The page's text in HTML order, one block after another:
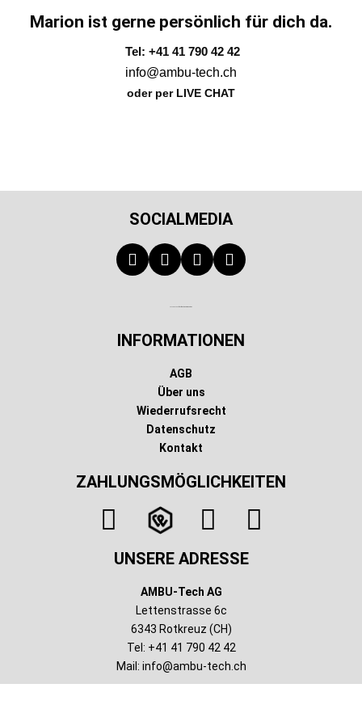
Marion ist gerne persönlich für dich da.
Tel: +41 41 790 42 42
info@ambu-tech.ch
oder per LIVE CHAT
SOCIALMEDIA
INFORMATIONEN
AGB
Über uns
Wiederrufsrecht
Datenschutz
Kontakt
ZAHLUNGSMÖGLICHKEITEN
UNSERE ADRESSE
AMBU-Tech AG
Lettenstrasse 6c
6343 Rotkreuz (CH)
Tel: +41 41 790 42 42
Mail: info@ambu-tech.ch